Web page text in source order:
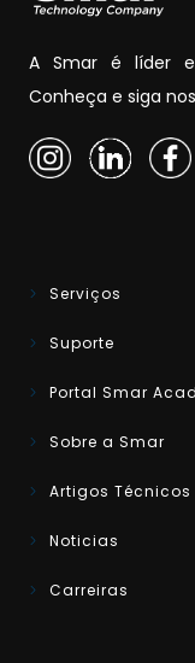
A Smar é líder
Conheça e siga
Serviços
Suporte
Portal Smar
Sobre a Smar
Artigos Técnicos
Noticias
Carreiras